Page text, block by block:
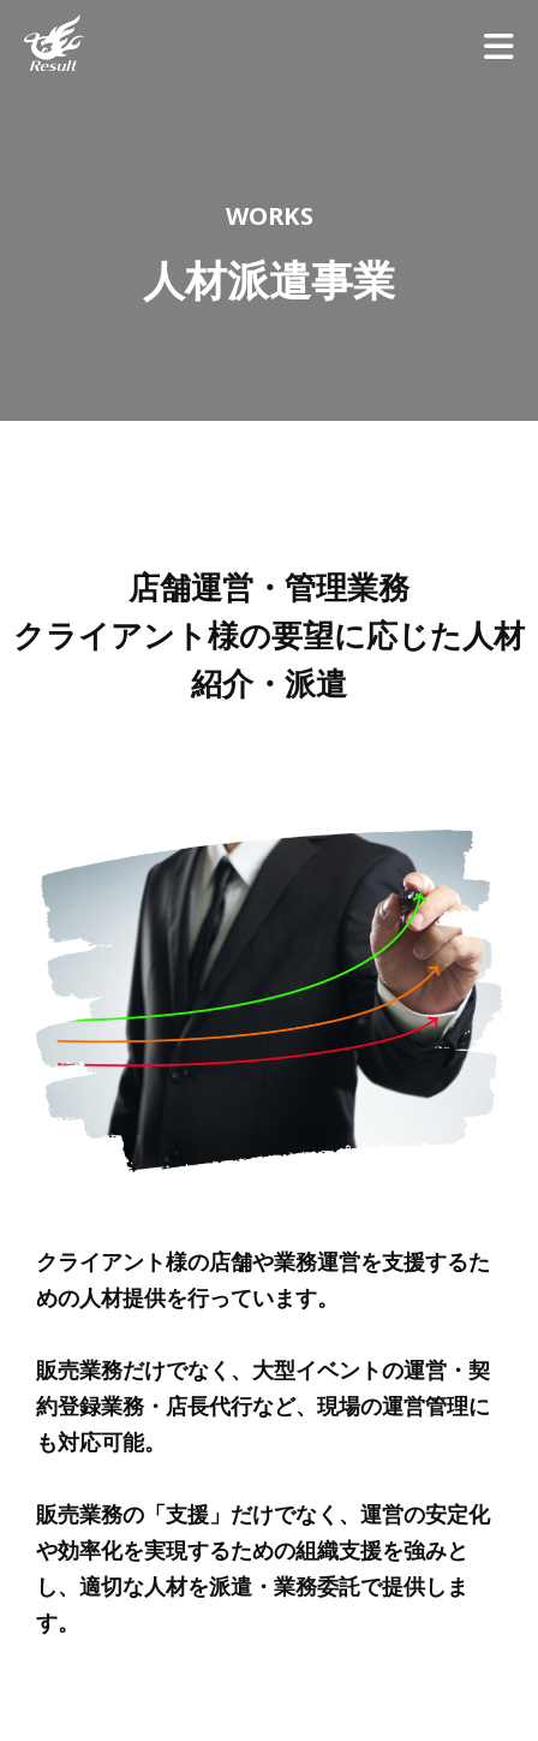
WORKS
人材派遣事業
店舗運営・管理業務
クライアント様の要望に応じた人材
紹介・派遣
クライアント様の店舗や業務運営を支援するた
めの人材提供を行っています。
販売業務だけでなく、大型イベントの運営・契
約登録業務・店長代行など、現場の運営管理に
も対応可能。
販売業務の「支援」だけでなく、運営の安定化
や効率化を実現するための組織支援を強みと
し、適切な人材を派遣・業務委託で提供しま
す。